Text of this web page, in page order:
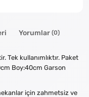
Yorumlar (0)
Tek kullanımlıktır. Paket
Boy:40cm Garson
için zahmetsiz ve